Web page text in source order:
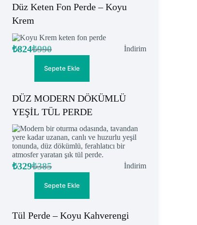
Düz Keten Fon Perde – Koyu
Krem
İndirimİndirimdeki
₺990
Orijinal
₺990.
₺824Şu
fiyat:Sepete Ekle
DÜZ MODERN DÖKÜMLÜ
YEŞİL TÜL PERDE
İndirimİndirimdeki
₺385
Orijinal
₺385.
₺329Şu
fiyat:Sepete Ekle
Tül Perde – Koyu Kahverengi